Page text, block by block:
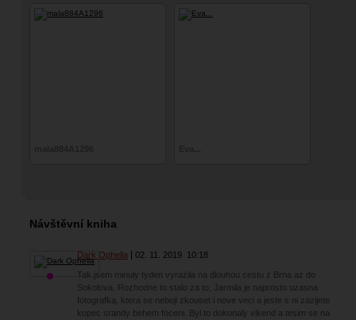
Návštěvní kniha
Dark Ophelia 02. 11. 2019 10:18
Tak jsem minuly tyden vyrazila na dlouhou cestu z Brna az do
Sokolova. Rozhodne to stalo za to, Jarmila je naprosto uzasna
fotografka, ktera se neboji zkouset i nove veci a jeste s ni zazijete
kopec srandy behem foceni. Byl to dokonaly vikend a tesim se na